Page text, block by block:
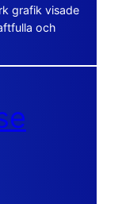
grafik visade
och